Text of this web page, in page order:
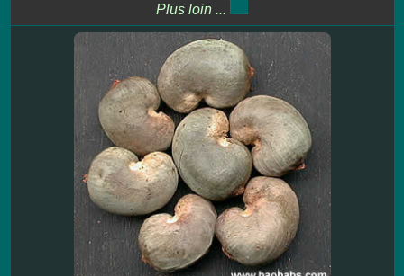
Plus loin ...